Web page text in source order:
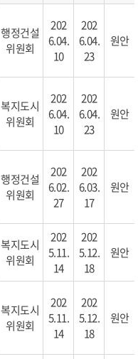
행정건설
위원회
202
6.04.
10
202
6.04.
23
원안
복지도시
위원회
202
6.04.
10
202
6.04.
23
원안
행정건설
위원회
202
6.02.
27
202
6.03.
17
원안
복지도시
위원회
202
5.11.
14
202
5.12.
18
원안
복지도시
위원회
202
5.11.
14
202
5.12.
18
원안